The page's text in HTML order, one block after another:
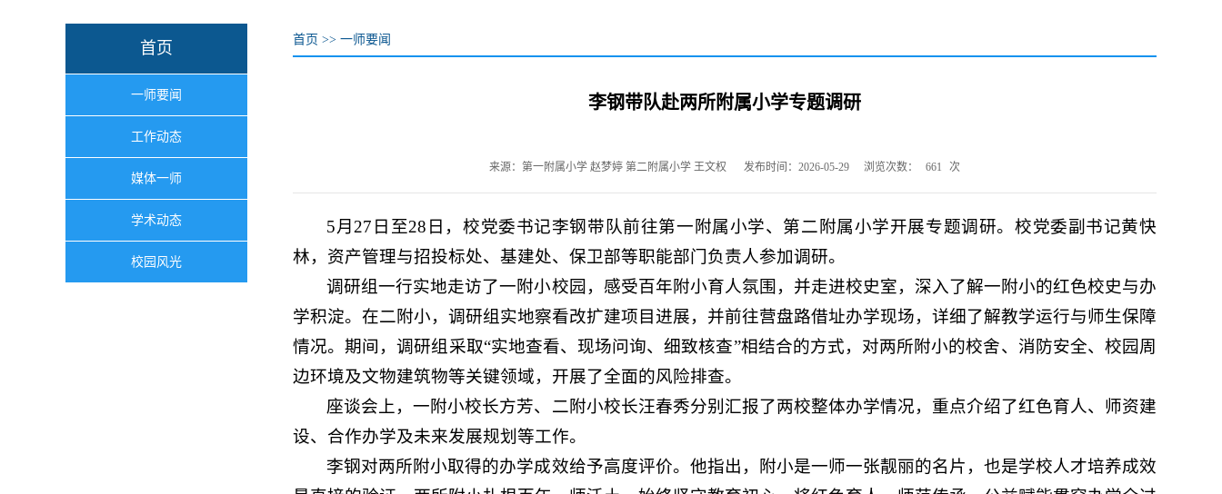
首页
一师要闻
工作动态
媒体一师
学术动态
校园风光
首页 >> 一师要闻
李钢带队赴两所附属小学专题调研
来源：第一附属小学 赵梦婷 第二附属小学 王文权 发布时间：2026-05-29 浏览次数： 661 次
5月27日至28日，校党委书记李钢带队前往第一附属小学、第二附属小学开展专题调研。校党委副书记黄快
林，资产管理与招投标处、基建处、保卫部等职能部门负责人参加调研。
调研组一行实地走访了一附小校园，感受百年附小育人氛围，并走进校史室，深入了解一附小的红色校史与办
学积淀。在二附小，调研组实地察看改扩建项目进展，并前往营盘路借址办学现场，详细了解教学运行与师生保障
情况。期间，调研组采取“实地查看、现场问询、细致核查”相结合的方式，对两所附小的校舍、消防安全、校园周
边环境及文物建筑物等关键领域，开展了全面的风险排查。
座谈会上，一附小校长方芳、二附小校长汪春秀分别汇报了两校整体办学情况，重点介绍了红色育人、师资建
设、合作办学及未来发展规划等工作。
李钢对两所附小取得的办学成效给予高度评价。他指出，附小是一师一张靓丽的名片，也是学校人才培养成效